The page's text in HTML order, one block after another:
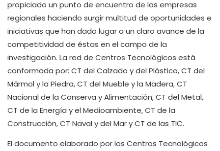
propiciado un punto de encuentro de las empresas
regionales haciendo surgir multitud de oportunidades e
iniciativas que han dado lugar a un claro avance de la
competitividad de éstas en el campo de la
investigación. La red de Centros Tecnológicos está
conformada por: CT del Calzado y del Plástico, CT del
Mármol y la Piedra, CT del Mueble y la Madera, CT
Nacional de la Conserva y Alimentación, CT del Metal,
CT de la Energía y el Medioambiente, CT de la
Construcción, CT Naval y del Mar y CT de las TIC.
El documento elaborado por los Centros Tecnológicos